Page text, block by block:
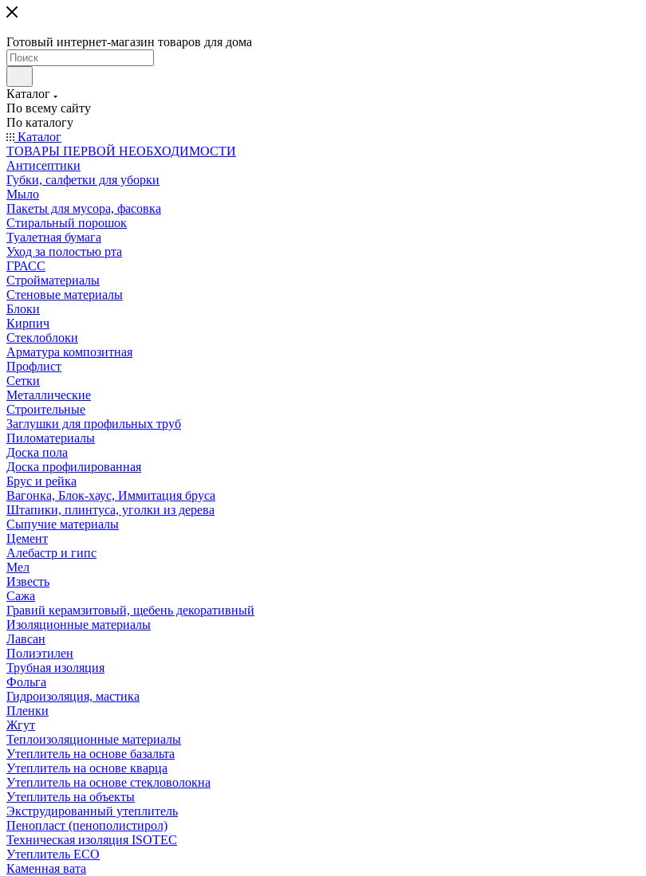
Готовый интернет-магазин товаров для дома
Каталог
По всему сайту
По каталогу
Каталог
ТОВАРЫ ПЕРВОЙ НЕОБХОДИМОСТИ
Антисептики
Губки, салфетки для уборки
Мыло
Пакеты для мусора, фасовка
Стиральный порошок
Туалетная бумага
Уход за полостью рта
ГРАСС
Стройматериалы
Стеновые материалы
Блоки
Кирпич
Стеклоблоки
Арматура композитная
Профлист
Сетки
Металлические
Строительные
Заглушки для профильных труб
Пиломатериалы
Доска пола
Доска профилированная
Брус и рейка
Вагонка, Блок-хаус, Иммитация бруса
Штапики, плинтуса, уголки из дерева
Сыпучие материалы
Цемент
Алебастр и гипс
Мел
Известь
Сажа
Гравий керамзитовый, щебень декоративный
Изоляционные материалы
Лавсан
Полиэтилен
Трубная изоляция
Фольга
Гидроизоляция, мастика
Пленки
Жгут
Теплоизоляционные материалы
Утеплитель на основе базальта
Утеплитель на основе кварца
Утеплитель на основе стекловолокна
Утеплитель на объекты
Экструдированный утеплитель
Пенопласт (пенополистирол)
Техническая изоляция ISOTEC
Утеплитель ECO
Каменная вата